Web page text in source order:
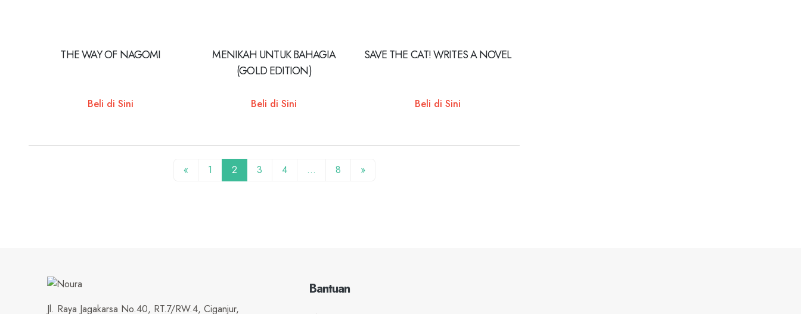
THE WAY OF NAGOMI
Beli di Sini
MENIKAH UNTUK BAHAGIA
(GOLD EDITION)
Beli di Sini
SAVE THE CAT! WRITES A NOVEL
Beli di Sini
« 1 2 3 4 … 8 »
Jl. Raya Jagakarsa No.40, RT.7/RW.4, Ciganjur,
Bantuan